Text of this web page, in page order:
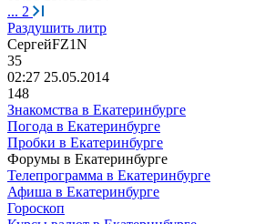
... 2
Раздушить литр
СергейFZ1N
35
02:27 25.05.2014
148
Знакомства в Екатеринбурге
Погода в Екатеринбурге
Пробки в Екатеринбурге
Форумы в Екатеринбурге
Телепрограмма в Екатеринбурге
Афиша в Екатеринбурге
Гороскоп